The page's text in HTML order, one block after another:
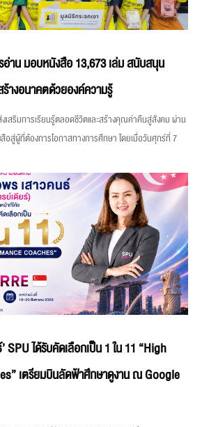
าน มอบหนังสือ 13,673 เล่ม สนับสนุน
ร้างอนาคตด้วยองค์ความรู้
สริมการเรียนรู้ตลอดชีวิตและสร้างคุณค่าคืนสู่สังคม ผ่าน
อสู่ผู้ที่ต้องการโอกาสทางการศึกษา โดยเมื่อวันศุกร์ที่ 7
SPU ได้รับคัดเลือกเป็น 1 ใน 11 “High
เตรียมบินลัดฟ้าศึกษาดูงาน ณ Google